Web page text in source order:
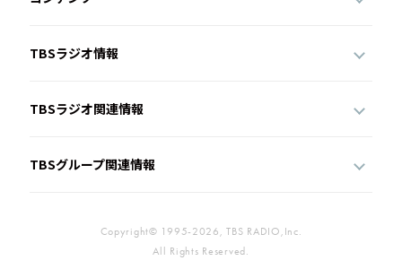
TBSラジオ情報
TBSラジオ関連情報
TBSグループ関連情報
Copyright© 1995-2026, TBS RADIO,Inc.
All Rights Reserved.